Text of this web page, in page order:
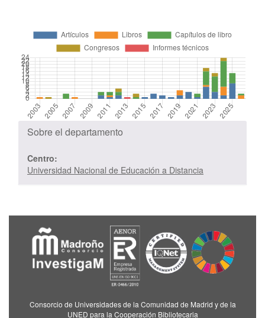
Sobre el departamento
Centro:
Universidad Nacional de Educación a Distancia
Consorcio de Universidades de la Comunidad de Madrid y de la
UNED para la Cooperación Bibliotecaria